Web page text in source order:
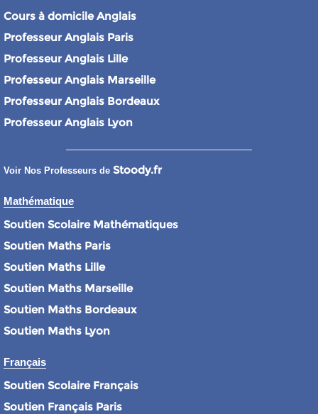
Cours à domicile Anglais
Professeur Anglais Paris
Professeur Anglais Lille
Professeur Anglais Marseille
Professeur Anglais Bordeaux
Professeur Anglais Lyon
Voir Nos Professeurs de Stoody.fr
Mathématique
Soutien Scolaire Mathématiques
Soutien Maths Paris
Soutien Maths Lille
Soutien Maths Marseille
Soutien Maths Bordeaux
Soutien Maths Lyon
Français
Soutien Scolaire Français
Soutien Français Paris